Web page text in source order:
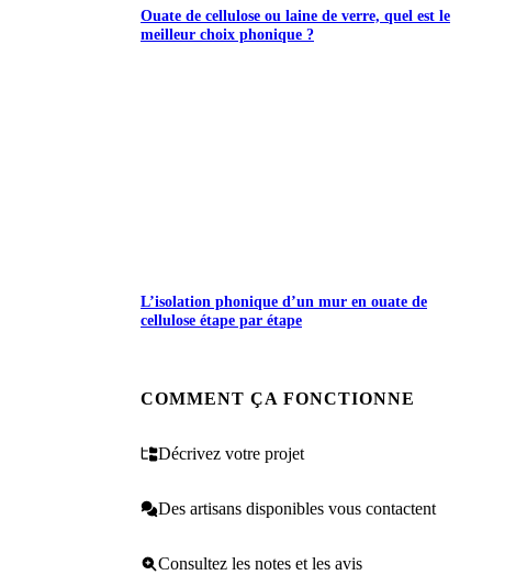
Ouate de cellulose ou laine de verre, quel est le
meilleur choix phonique ?
L’isolation phonique d’un mur en ouate de
cellulose étape par étape
COMMENT ÇA FONCTIONNE
Décrivez votre projet
Des artisans disponibles vous contactent
Consultez les notes et les avis